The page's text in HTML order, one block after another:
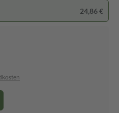
24,86 €